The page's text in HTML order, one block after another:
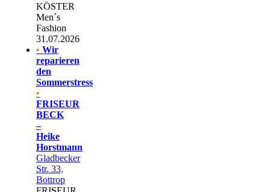
KÖSTER
Men´s
Fashion
31.07.2026
• Wir
reparieren
den
Sommerstress
•
FRISEUR
BECK
–
Heike
Horstmann
Gladbecker
Str. 33,
Bottrop